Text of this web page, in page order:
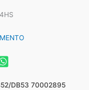
DB53 70002895